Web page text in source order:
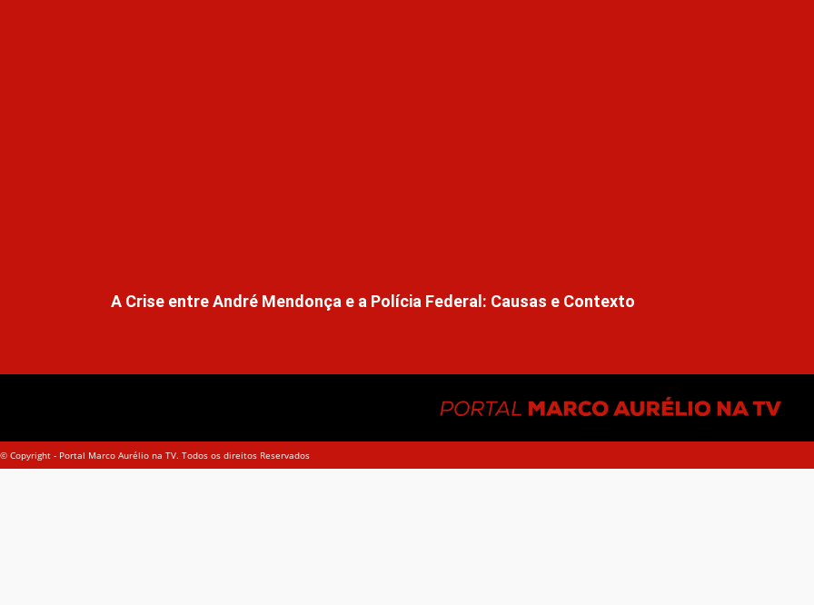
A Crise entre André Mendonça e a Polícia Federal: Causas e Contexto
© Copyright - Portal Marco Aurélio na TV. Todos os direitos Reservados